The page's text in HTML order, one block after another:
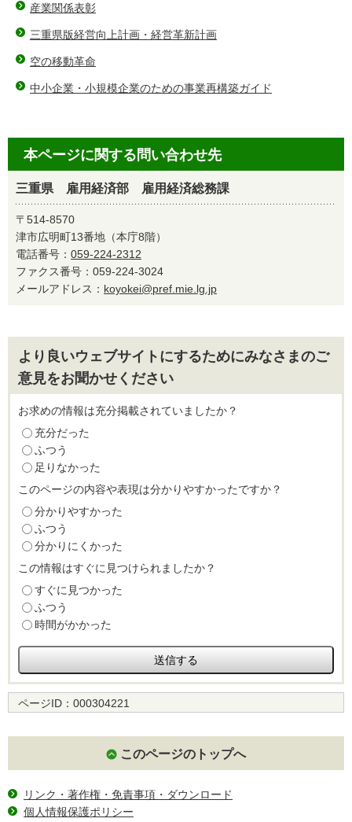
産業関係表彰
三重県版経営向上計画・経営革新計画
空の移動革命
中小企業・小規模企業のための事業再構築ガイド
本ページに関する問い合わせ先
三重県 雇用経済部 雇用経済総務課
〒514-8570
津市広明町13番地（本庁8階）
電話番号： 059-224-2312
ファクス番号：059-224-3024
メールアドレス： koyokei@pref.mie.lg.jp
より良いウェブサイトにするためにみなさまのご
意見をお聞かせください
お求めの情報は充分掲載されていましたか？
充分だった
ふつう
足りなかった
このページの内容や表現は分かりやすかったですか？
分かりやすかった
ふつう
分かりにくかった
この情報はすぐに見つけられましたか？
すぐに見つかった
ふつう
時間がかかった
ページID： 000304221
このページのトップへ
リンク・著作権・免責事項・ダウンロード
個人情報保護ポリシー